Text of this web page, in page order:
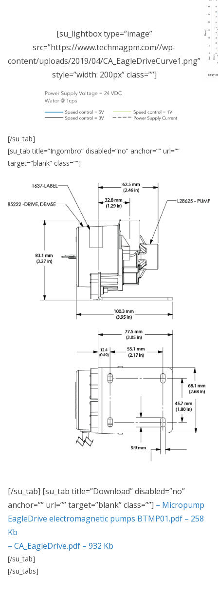
[su_lightbox type=”image”
src=”https://www.techmagpm.com//wp-
content/uploads/2019/04/CA_EagleDriveCurve1.png”
style=”width: 200px” class=””]
[/su_tab]
[su_tab title=”Ingombro” disabled=”no” anchor=”” url=””
target=”blank” class=””]
[/su_tab] [su_tab title=”Download” disabled=”no”
anchor=”” url=”” target=”blank” class=””] – Micropump
EagleDrive electromagnetic pumps BTMP01.pdf – 258
Kb
– CA_EagleDrive.pdf – 932 Kb
[/su_tab]
[/su_tabs]